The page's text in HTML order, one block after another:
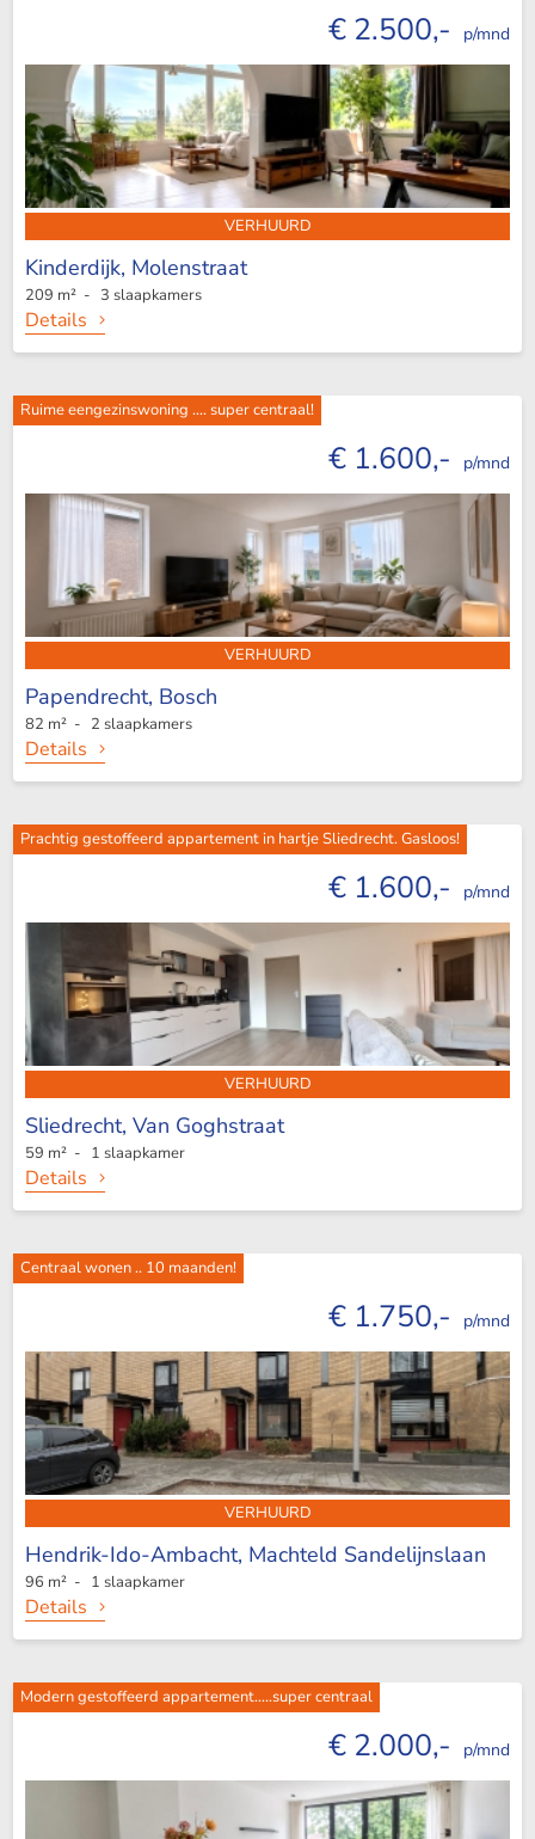
€ 2.500,- p/mnd
VERHUURD
Kinderdijk, Molenstraat
209 m² - 3 slaapkamers
Details
Ruime eengezinswoning .... super centraal!
€ 1.600,- p/mnd
VERHUURD
Papendrecht, Bosch
82 m² - 2 slaapkamers
Details
Prachtig gestoffeerd appartement in hartje Sliedrecht. Gasloos!
€ 1.600,- p/mnd
VERHUURD
Sliedrecht, Van Goghstraat
59 m² - 1 slaapkamer
Details
Centraal wonen .. 10 maanden!
€ 1.750,- p/mnd
VERHUURD
Hendrik-Ido-Ambacht, Machteld Sandelijnslaan
96 m² - 1 slaapkamer
Details
Modern gestoffeerd appartement.....super centraal
€ 2.000,- p/mnd